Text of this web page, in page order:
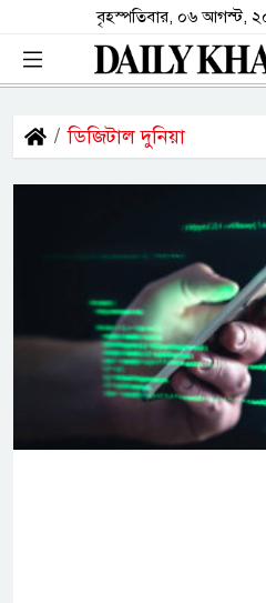
বৃহস্পতিবার, ০৬ আগস্ট,
ডিজিটাল দুনিয়া